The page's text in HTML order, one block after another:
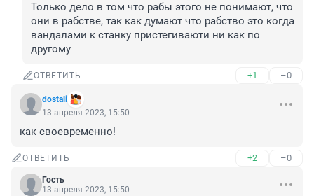
Только дело в том что рабы этого не понимают, что
они в рабстве, так как думают что рабство это когда
вандалами к станку пристегиваюти ни как по
другому
ОТВЕТИТЬ +1 –0
dostali
13 апреля 2023, 15:50
как своевременно!
ОТВЕТИТЬ +2 –0
Гость
13 апреля 2023, 15:50